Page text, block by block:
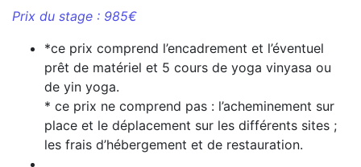
Prix du stage : 985€
*ce prix comprend l’encadrement et l’éventuel
prêt de matériel et 5 cours de yoga vinyasa ou
de yin yoga.
* ce prix ne comprend pas : l’acheminement sur
place et le déplacement sur les différents sites ;
les frais d’hébergement et de restauration.